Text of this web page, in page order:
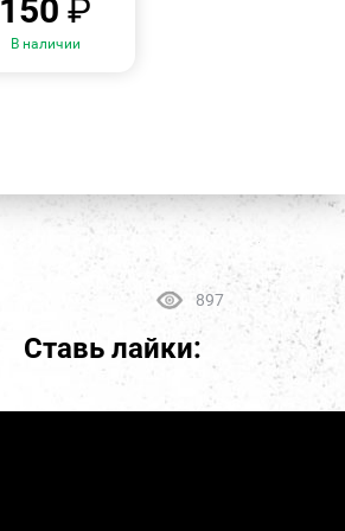
150₽
В наличии
897
Ставь лайки: